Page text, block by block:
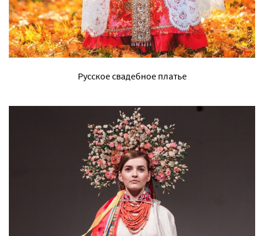
Русское свадебное платье